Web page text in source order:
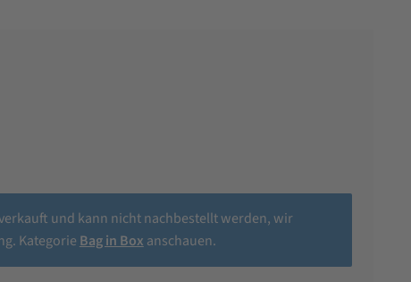
und kann nicht nachbestellt werden, wir
Kategorie Bag in Box anschauen.